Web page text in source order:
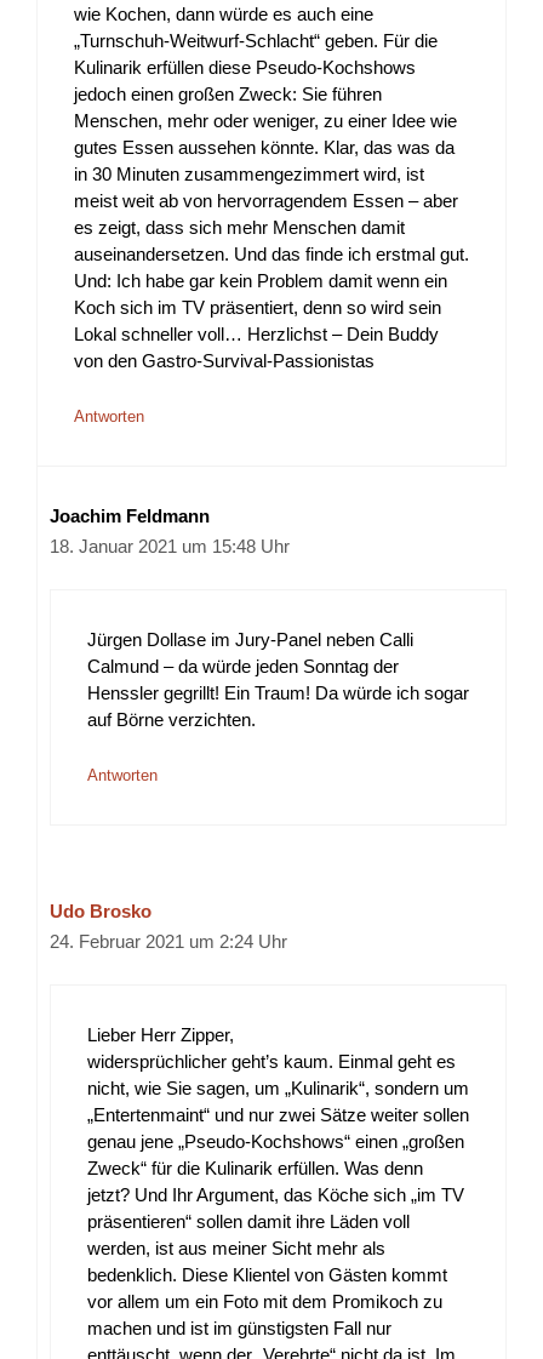
wie Kochen, dann würde es auch eine
„Turnschuh-Weitwurf-Schlacht“ geben. Für die
Kulinarik erfüllen diese Pseudo-Kochshows
jedoch einen großen Zweck: Sie führen
Menschen, mehr oder weniger, zu einer Idee wie
gutes Essen aussehen könnte. Klar, das was da
in 30 Minuten zusammengezimmert wird, ist
meist weit ab von hervorragendem Essen – aber
es zeigt, dass sich mehr Menschen damit
auseinandersetzen. Und das finde ich erstmal gut.
Und: Ich habe gar kein Problem damit wenn ein
Koch sich im TV präsentiert, denn so wird sein
Lokal schneller voll… Herzlichst – Dein Buddy
von den Gastro-Survival-Passionistas
Antworten
Joachim Feldmann
18. Januar 2021 um 15:48 Uhr
Jürgen Dollase im Jury-Panel neben Calli
Calmund – da würde jeden Sonntag der
Henssler gegrillt! Ein Traum! Da würde ich sogar
auf Börne verzichten.
Antworten
Udo Brosko
24. Februar 2021 um 2:24 Uhr
Lieber Herr Zipper,
widersprüchlicher geht’s kaum. Einmal geht es
nicht, wie Sie sagen, um „Kulinarik“, sondern um
„Entertenmaint“ und nur zwei Sätze weiter sollen
genau jene „Pseudo-Kochshows“ einen „großen
Zweck“ für die Kulinarik erfüllen. Was denn
jetzt? Und Ihr Argument, das Köche sich „im TV
präsentieren“ sollen damit ihre Läden voll
werden, ist aus meiner Sicht mehr als
bedenklich. Diese Klientel von Gästen kommt
vor allem um ein Foto mit dem Promikoch zu
machen und ist im günstigsten Fall nur